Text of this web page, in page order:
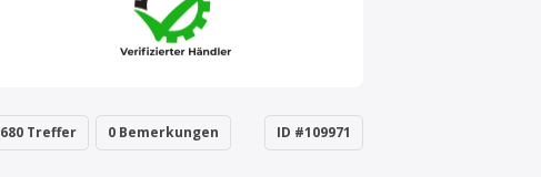
680 Treffer 0 Bemerkungen ID #109971